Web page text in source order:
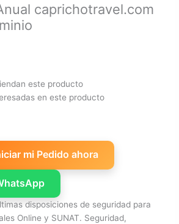
caprichotravel.com
este producto
en este producto
mi Pedido ahora
disposiciones de seguridad para
Online y SUNAT. Seguridad,